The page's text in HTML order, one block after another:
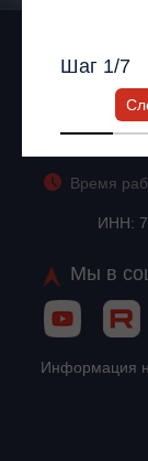
+7
Время
ИНН:
Мы в
Информация
Шаг 1/7